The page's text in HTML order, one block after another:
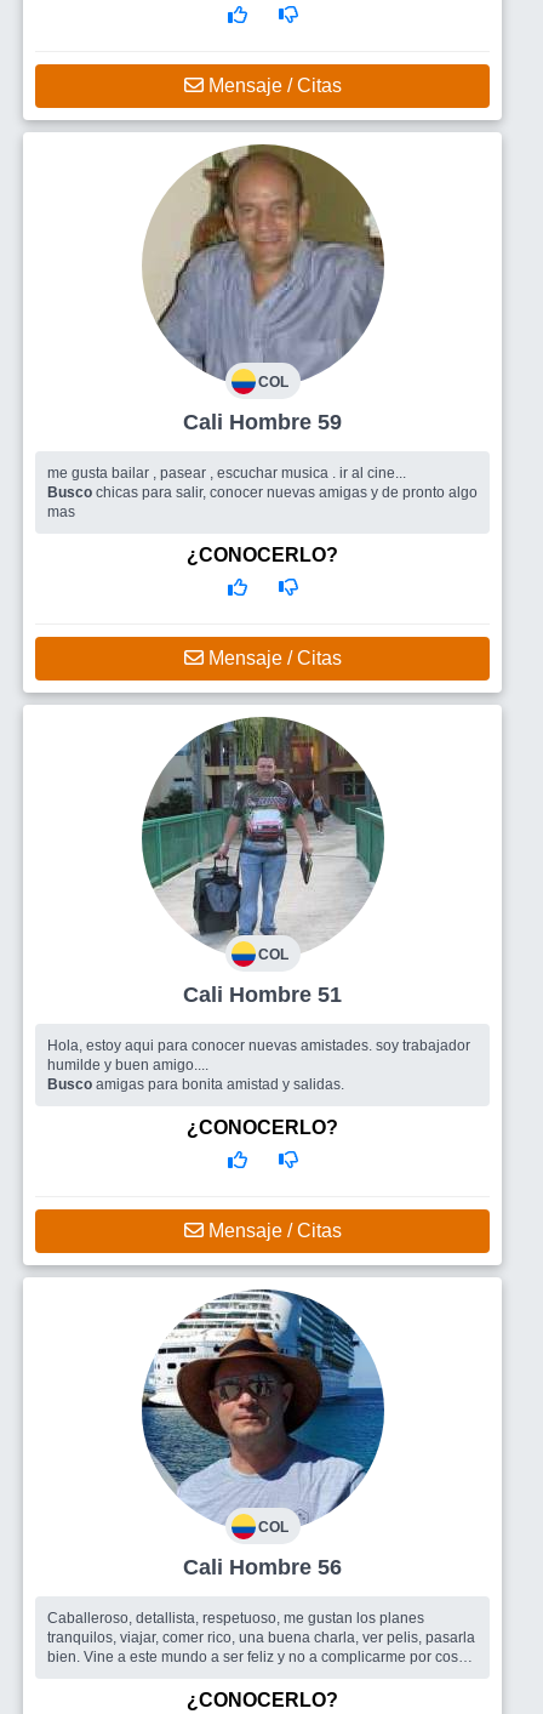
Mensaje / Citas
COL
Cali Hombre 59
me gusta bailar , pasear , escuchar musica . ir al cine...
Busco chicas para salir, conocer nuevas amigas y de pronto algo
mas
¿CONOCERLO?
Mensaje / Citas
COL
Cali Hombre 51
Hola, estoy aqui para conocer nuevas amistades. soy trabajador
humilde y buen amigo....
Busco amigas para bonita amistad y salidas.
¿CONOCERLO?
Mensaje / Citas
COL
Cali Hombre 56
Caballeroso, detallista, respetuoso, me gustan los planes
tranquilos, viajar, comer rico, una buena charla, ver pelis, pasarla
bien. Vine a este mundo a ser feliz y no a complicarme por cosas
Tengo 55 años y quiero encontrar una mujer para
¿CONOCERLO?